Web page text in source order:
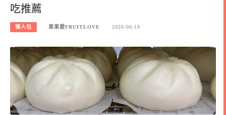
吃推薦
懶人包 果果愛FRUITLOVE 2026-06-19